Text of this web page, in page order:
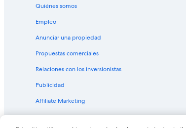
Hoteles en la playa en Avon Park
Moteles en Avon Park
Hoteles todo incluido en Sun 'n Lake
Hoteles en Sun 'n Lake
Quiénes somos
Empleo
Anunciar una propiedad
Propuestas comerciales
Relaciones con los inversionistas
Publicidad
Affiliate Marketing